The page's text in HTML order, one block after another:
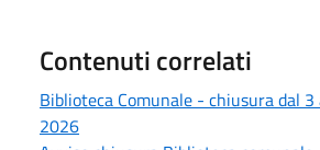
Contenuti correlati
Biblioteca Comunale - chiusura dal
2026